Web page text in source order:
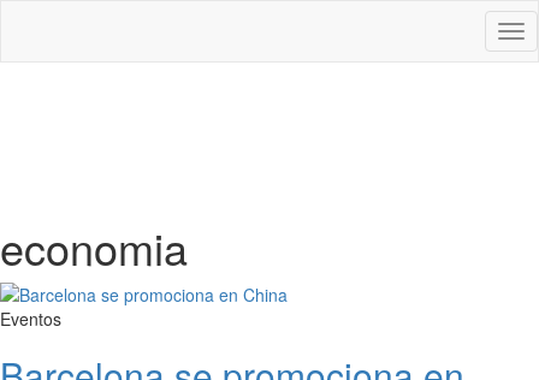
economia
Eventos